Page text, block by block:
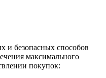
и безопасных способов
максимального
покупок: